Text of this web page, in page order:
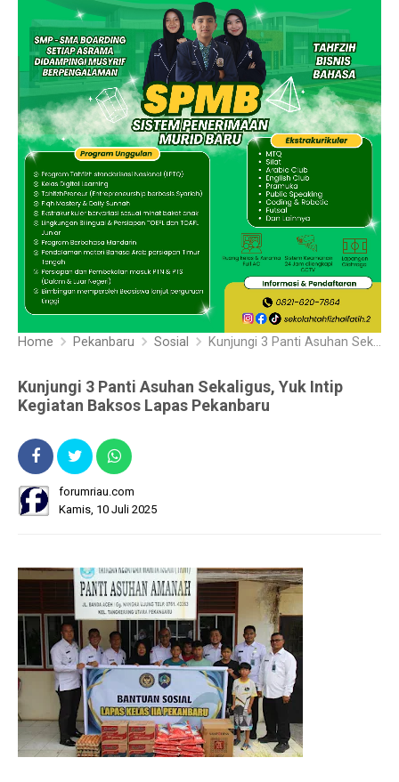
Home Pekanbaru Sosial Kunjungi 3 Panti Asuhan Sekaligus, Yuk Intip Kegiatan Baksos Lapas Pekanbaru
Kunjungi 3 Panti Asuhan Sekaligus, Yuk Intip
Kegiatan Baksos Lapas Pekanbaru
forumriau.com
Kamis, 10 Juli 2025